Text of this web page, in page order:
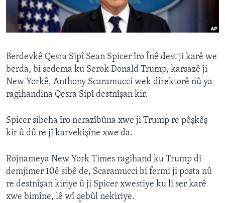
ÇAND Û HUNER
SERNIVÎS
Learning English
FOLLOW US
Berdevkê Qesra Sipî Sean Spicer îro Înê dest ji karê we
berda, bi sedema ku Serok Donald Trump, karsazê ji
New Yorkê, Anthony Scaramucci wek dîrektorê nû ya
ragihandina Qesra Sipî destnîşan kir.
Spicer sibeha îro nerazîbûna xwe ji Trump re pêşkêş
kir û dû re jî karvekişîne xwe da.
Rojnameya New York Times ragihand ku Trump di
demjimer 10ê sibê de, Scaramucci bi fermi ji posta nû
re destnîşan kiriye û ji Spicer xwestiye ku li ser karê
xwe bimîne, lê wî qebûl nekiriye.